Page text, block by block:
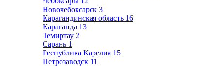
Новочебоксарск 3
Карагандинская область 16
Караганда 13
Темиртау 2
Сарань 1
Республика Карелия 15
Петрозаводск 11